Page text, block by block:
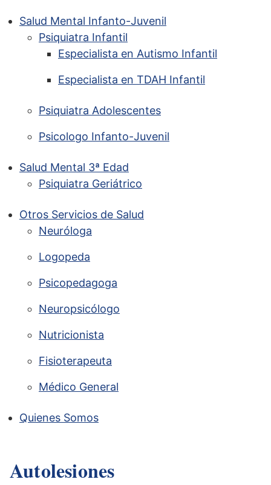
Salud Mental Infanto-Juvenil
Psiquiatra Infantil
Especialista en Autismo Infantil
Especialista en TDAH Infantil
Psiquiatra Adolescentes
Psicologo Infanto-Juvenil
Salud Mental 3ª Edad
Psiquiatra Geriátrico
Otros Servicios de Salud
Neuróloga
Logopeda
Psicopedagoga
Neuropsicólogo
Nutricionista
Fisioterapeuta
Médico General
Quienes Somos
Autolesiones